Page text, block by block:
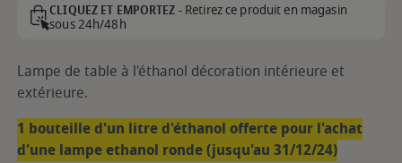
CLIQUEZ ET EMPORTEZ -Retirez ce produit en magasin
sous 24h/48h
Lampe de table à l'éthanol décoration intérieure et
extérieure.
1 bouteille d'un litre d'éthanol offerte pour l'achat
d'une lampe ethanol ronde (jusqu'au 31/12/24)